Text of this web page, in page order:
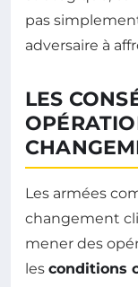
pas
adversaire à
LES
Les armées
changement
mener des
les conditions